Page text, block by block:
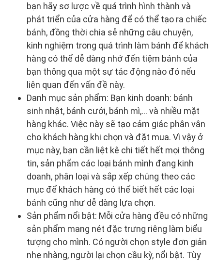
bạn hãy sơ lược về quá trình hình thành và
phát triển của cửa hàng để có thể tạo ra chiếc
bánh, đồng thời chia sẻ những câu chuyện,
kinh nghiệm trong quá trình làm bánh để khách
hàng có thể dễ dàng nhớ đến tiệm bánh của
bạn thông qua một sự tác động nào đó nếu
liên quan đến vấn đề này.
Danh mục sản phẩm: Bạn kinh doanh: bánh
sinh nhật, bánh cưới, bánh mì,... và nhiều mặt
hàng khác. Việc này sẽ tạo cảm giác phân vân
cho khách hàng khi chọn và đặt mua. Vì vậy ở
mục này, bạn cần liệt kê chi tiết hết mọi thông
tin, sản phẩm các loại bánh mình đang kinh
doanh, phân loại và sắp xếp chúng theo các
mục để khách hàng có thể biết hết các loại
bánh cũng như dễ dàng lựa chọn.
Sản phẩm nổi bật: Mỗi cửa hàng đều có những
sản phẩm mang nét đặc trưng riêng làm biểu
tượng cho mình. Có người chọn style đơn giản
nhẹ nhàng, người lại chọn cầu kỳ, nổi bật. Tùy